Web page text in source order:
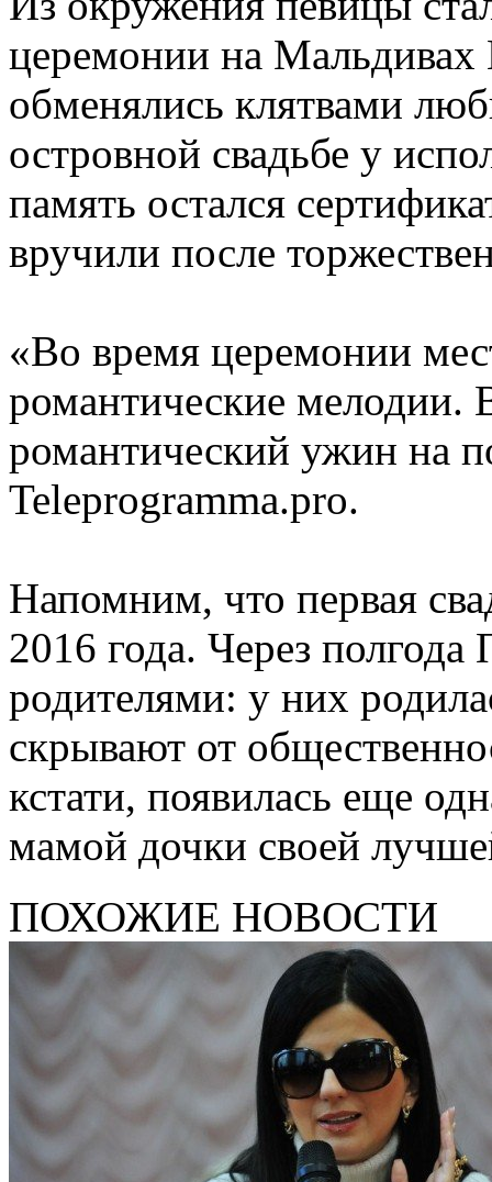
церемонии на Мальдивах
обменялись клятвами
островной свадьбе у
память остался
вручили после
«Во время церемонии
романтические мелодии.
романтический ужин на
Teleprogramma.pro.
Напомним, что первая
2016 года. Через полгода
родителями: у них
скрывают от
кстати, появилась еще
мамой дочки своей
ПОХОЖИЕ НОВОСТИ